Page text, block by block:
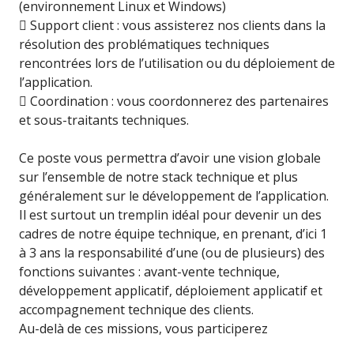
(environnement Linux et Windows)
 Support client : vous assisterez nos clients dans la
résolution des problématiques techniques
rencontrées lors de l’utilisation ou du déploiement de
l’application.
 Coordination : vous coordonnerez des partenaires
et sous-traitants techniques.
Ce poste vous permettra d’avoir une vision globale
sur l’ensemble de notre stack technique et plus
généralement sur le développement de l’application.
Il est surtout un tremplin idéal pour devenir un des
cadres de notre équipe technique, en prenant, d’ici 1
à 3 ans la responsabilité d’une (ou de plusieurs) des
fonctions suivantes : avant-vente technique,
développement applicatif, déploiement applicatif et
accompagnement technique des clients.
Au-delà de ces missions, vous participerez